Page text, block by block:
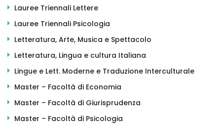
Lauree Triennali Lettere
Lauree Triennali Psicologia
Letteratura, Arte, Musica e Spettacolo
Letteratura, Lingua e cultura Italiana
Lingue e Lett. Moderne e Traduzione Interculturale
Master – Facoltà di Economia
Master – Facoltà di Giurisprudenza
Master – Facoltà di Psicologia